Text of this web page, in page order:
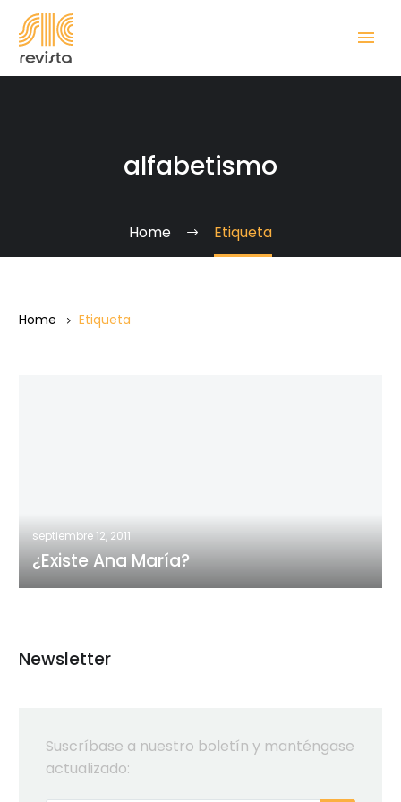
alfabetismo
Home Etiqueta
Home Etiqueta
septiembre 12, 2011
¿Existe Ana María?
Newsletter
Suscríbase a nuestro boletín y manténgase
actualizado: